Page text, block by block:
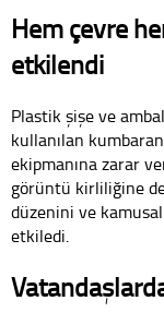
Hem çevre
etkilendi
Plastik şişe ve
kullanılan
ekipmanına zarar
görüntü kirliliğine
düzenini ve
etkiledi.